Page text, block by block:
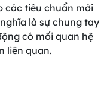
các tiêu chuẩn mới
là sự chung tay
có mối quan hệ
liên quan.